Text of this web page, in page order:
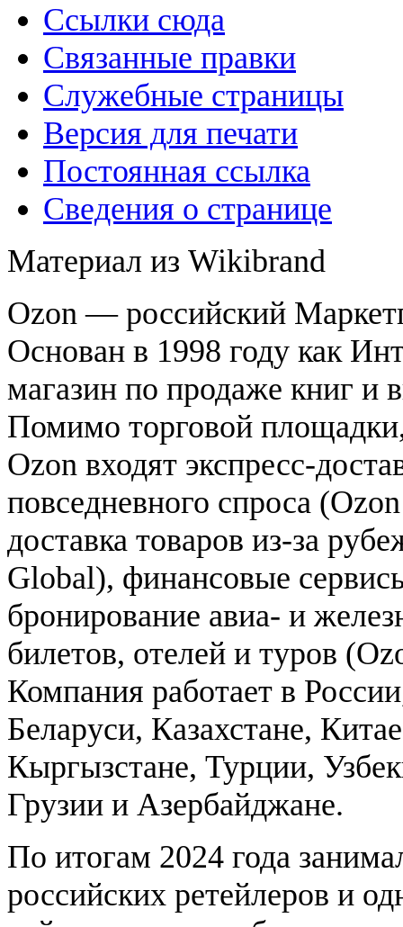
Ссылки сюда
Связанные правки
Служебные страницы
Версия для печати
Постоянная ссылка
Сведения о странице
Материал из Wikibrand
Ozon — российский
Основан в 1998 году как
магазин по продаже книг и
Помимо торговой
Ozon входят экспресс-
повседневного спроса
доставка товаров из-за
Global), финансовые
бронирование авиа- и
билетов, отелей и туров
Компания работает в
Беларуси, Казахстане,
Кыргызстане, Турции,
Грузии и Азербайджане.
По итогам 2024 года
российских ретейлеров и